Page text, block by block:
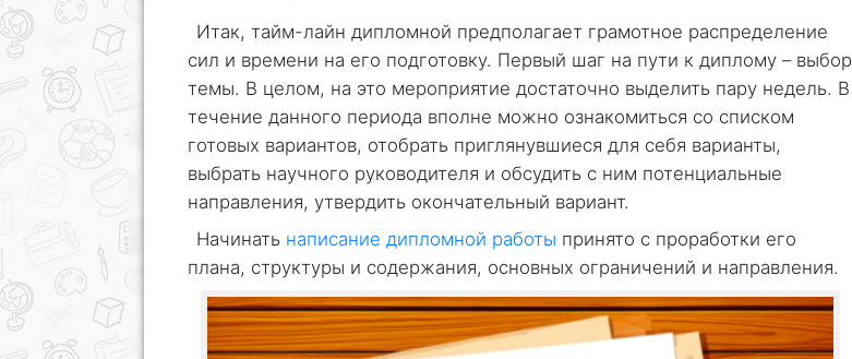
Итак, тайм-лайн дипломной предполагает грамотное распределение
сил и времени на его подготовку. Первый шаг на пути к диплому – выбор
темы. В целом, на это мероприятие достаточно выделить пару недель. В
течение данного периода вполне можно ознакомиться со списком
готовых вариантов, отобрать приглянувшиеся для себя варианты,
выбрать научного руководителя и обсудить с ним потенциальные
направления, утвердить окончательный вариант.
Начинать написание дипломной работы принято с проработки его
плана, структуры и содержания, основных ограничений и направления.